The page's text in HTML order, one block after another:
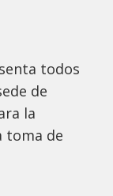
todos
de
la
toma de